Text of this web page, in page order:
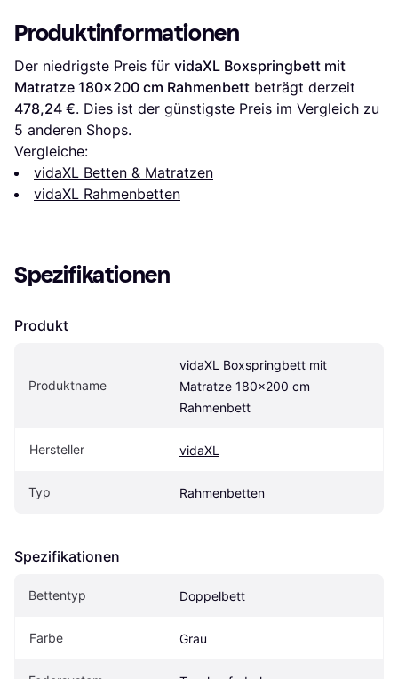
Produktinformationen
Der niedrigste Preis für vidaXL Boxspringbett mit
Matratze 180x200 cm Rahmenbett
478,24 €
5 anderen Shops.
Vergleiche:
vidaXL Betten & Matratzen
vidaXL Rahmenbetten
Spezifikationen
Produkt
Produktname
vidaXL Boxspringbett mit
Matratze 180x200 cm
Rahmenbett
Hersteller vidaXL
Typ Rahmenbetten
Spezifikationen
Bettentyp Doppelbett
Farbe Grau